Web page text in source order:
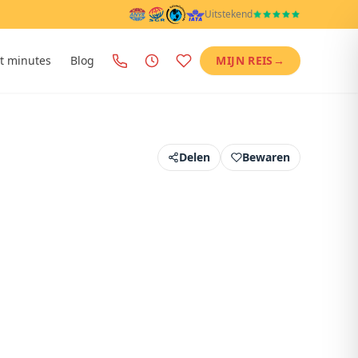
Uitstekend
minutes Blog MIJN REIS →
Delen Bewaren